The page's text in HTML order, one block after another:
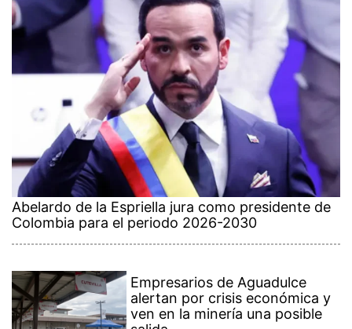
Abelardo de la Espriella jura como presidente de
Colombia para el periodo 2026-2030
Empresarios de Aguadulce
alertan por crisis económica y
ven en la minería una posible